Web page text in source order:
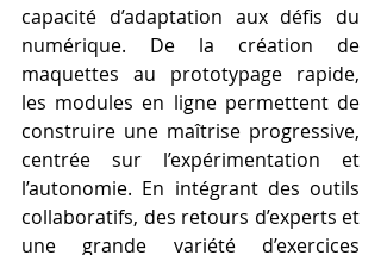
capacité d’adaptation aux défis du
numérique. De la création de
maquettes au prototypage rapide,
les modules en ligne permettent de
construire une maîtrise progressive,
centrée sur l’expérimentation et
l’autonomie. En intégrant des outils
collaboratifs, des retours d’experts et
une grande variété d’exercices